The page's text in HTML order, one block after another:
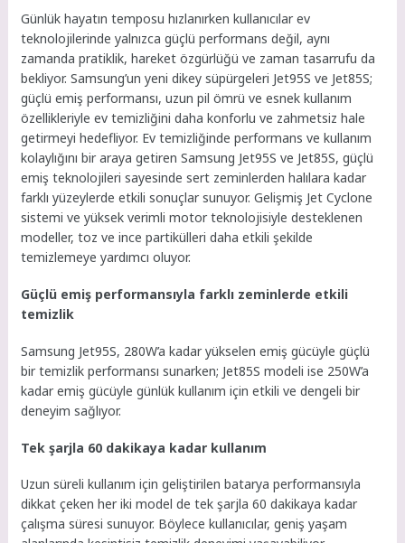
Günlük hayatın temposu hızlanırken kullanıcılar ev
teknolojilerinde yalnızca güçlü performans değil, aynı
zamanda pratiklik, hareket özgürlüğü ve zaman tasarrufu da
bekliyor. Samsung’un yeni dikey süpürgeleri Jet95S ve Jet85S;
güçlü emiş performansı, uzun pil ömrü ve esnek kullanım
özellikleriyle ev temizliğini daha konforlu ve zahmetsiz hale
getirmeyi hedefliyor. Ev temizliğinde performans ve kullanım
kolaylığını bir araya getiren Samsung Jet95S ve Jet85S, güçlü
emiş teknolojileri sayesinde sert zeminlerden halılara kadar
farklı yüzeylerde etkili sonuçlar sunuyor. Gelişmiş Jet Cyclone
sistemi ve yüksek verimli motor teknolojisiyle desteklenen
modeller, toz ve ince partikülleri daha etkili şekilde
temizlemeye yardımcı oluyor.
Güçlü emiş performansıyla farklı zeminlerde etkili
temizlik
Samsung Jet95S, 280W’a kadar yükselen emiş gücüyle güçlü
bir temizlik performansı sunarken; Jet85S modeli ise 250W’a
kadar emiş gücüyle günlük kullanım için etkili ve dengeli bir
deneyim sağlıyor.
Tek şarjla 60 dakikaya kadar kullanım
Uzun süreli kullanım için geliştirilen batarya performansıyla
dikkat çeken her iki model de tek şarjla 60 dakikaya kadar
çalışma süresi sunuyor. Böylece kullanıcılar, geniş yaşam